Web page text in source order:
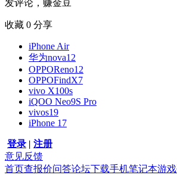
发评论，赚金豆
收藏 0 分享
iPhone Air
华为nova12
OPPOReno12
OPPOFindX7
vivo X100s
iQOO Neo9S Pro
vivos19
iPhone 17
登录 | 注册
意见反馈
首页查报价问答论坛下载手机笔记本游